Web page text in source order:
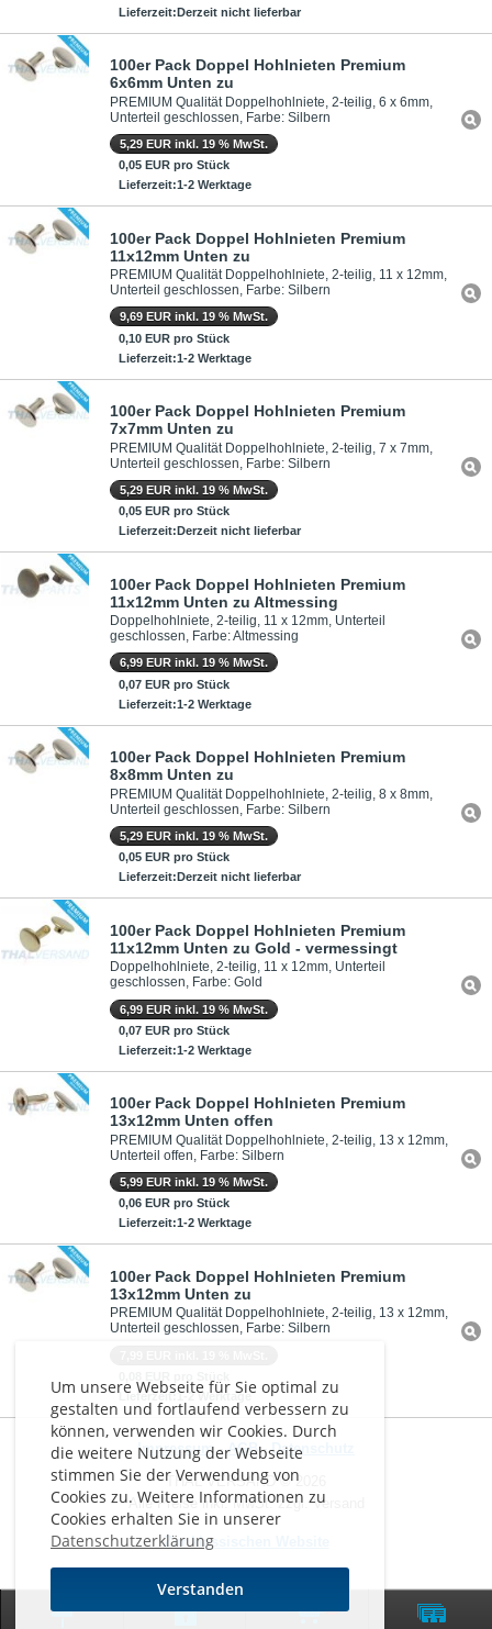
Um unsere Webseite für Sie optimal zu
gestalten und fortlaufend verbessern zu
können, verwenden wir Cookies. Durch
die weitere Nutzung der Webseite
stimmen Sie der Verwendung von
Cookies zu. Weitere Informationen zu
Cookies erhalten Sie in unserer
Datenschutzerklärung
Verstanden
Lieferzeit:Derzeit nicht lieferbar
100er Pack Doppel Hohlnieten Premium
6x6mm Unten zu
PREMIUM Qualität Doppelhohlniete, 2-teilig, 6 x 6mm,
Unterteil geschlossen, Farbe: Silbern
5,29 EUR inkl. 19 % MwSt.
0,05 EUR pro Stück
Lieferzeit:1-2 Werktage
100er Pack Doppel Hohlnieten Premium
11x12mm Unten zu
PREMIUM Qualität Doppelhohlniete, 2-teilig, 11 x 12mm,
Unterteil geschlossen, Farbe: Silbern
9,69 EUR inkl. 19 % MwSt.
0,10 EUR pro Stück
Lieferzeit:1-2 Werktage
100er Pack Doppel Hohlnieten Premium
7x7mm Unten zu
PREMIUM Qualität Doppelhohlniete, 2-teilig, 7 x 7mm,
Unterteil geschlossen, Farbe: Silbern
5,29 EUR inkl. 19 % MwSt.
0,05 EUR pro Stück
Lieferzeit:Derzeit nicht lieferbar
100er Pack Doppel Hohlnieten Premium
11x12mm Unten zu Altmessing
Doppelhohlniete, 2-teilig, 11 x 12mm, Unterteil
geschlossen, Farbe: Altmessing
6,99 EUR inkl. 19 % MwSt.
0,07 EUR pro Stück
Lieferzeit:1-2 Werktage
100er Pack Doppel Hohlnieten Premium
8x8mm Unten zu
PREMIUM Qualität Doppelhohlniete, 2-teilig, 8 x 8mm,
Unterteil geschlossen, Farbe: Silbern
5,29 EUR inkl. 19 % MwSt.
0,05 EUR pro Stück
Lieferzeit:Derzeit nicht lieferbar
100er Pack Doppel Hohlnieten Premium
11x12mm Unten zu Gold - vermessingt
Doppelhohlniete, 2-teilig, 11 x 12mm, Unterteil
geschlossen, Farbe: Gold
6,99 EUR inkl. 19 % MwSt.
0,07 EUR pro Stück
Lieferzeit:1-2 Werktage
100er Pack Doppel Hohlnieten Premium
13x12mm Unten offen
PREMIUM Qualität Doppelhohlniete, 2-teilig, 13 x 12mm,
Unterteil offen, Farbe: Silbern
5,99 EUR inkl. 19 % MwSt.
0,06 EUR pro Stück
Lieferzeit:1-2 Werktage
100er Pack Doppel Hohlnieten Premium
13x12mm Unten zu
PREMIUM Qualität Doppelhohlniete, 2-teilig, 13 x 12mm,
Unterteil geschlossen, Farbe: Silbern
Lieferzeit:1-2 Werktage
Impressum-AGB-Datenschutz
THAL VERSAND © 2026
Alle Preise inkl. MwSt. zzgl. Versand
Zur klassischen Website